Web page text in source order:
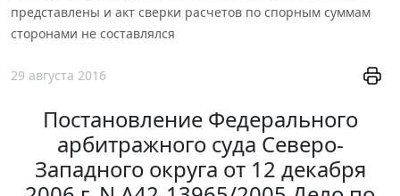
представлены и акт сверки расчетов по спорным суммам
сторонами не составлялся
29 августа 2016
Постановление Федерального
арбитражного суда Северо-
Западного округа от 12 декабря